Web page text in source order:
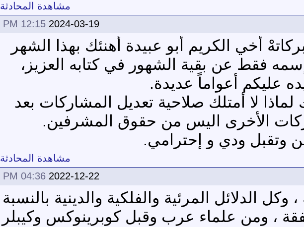
مشاهدة المحادثة
2024-03-19
12:15 PM
أخي الكريم أبو عبيدة أهنئك بهذا الشهر
إسمه فقط عن بقية الشهور في كتابه العزيز،
عليكم أعواماً عديدة.
لا أمتلك صلاحية تعديل المشاركات بعد
الأخرى اليس من حقوق المشرفين.
وتقبل ودي و إحترامي.
مشاهدة المحادثة
2022-12-22
04:36 PM
الدلائل المرئية والفلكية والدينية بالنسبة
، ومن علماء عرب وقبل كوبرينوكس وكيبلر